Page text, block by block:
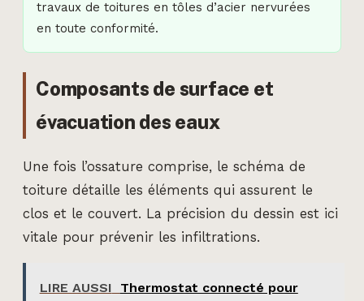
travaux de toitures en tôles d’acier nervurées
en toute conformité.
Composants de surface et
évacuation des eaux
Une fois l’ossature comprise, le schéma de
toiture détaille les éléments qui assurent le
clos et le couvert. La précision du dessin est ici
vitale pour prévenir les infiltrations.
LIRE AUSSI
Thermostat connecté pour